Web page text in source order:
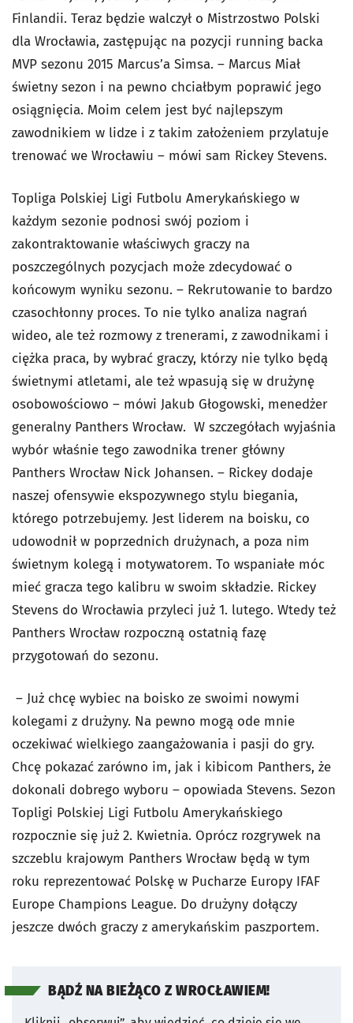
Finlandii. Teraz będzie walczył o Mistrzostwo Polski
dla Wrocławia, zastępując na pozycji running backa
MVP sezonu 2015 Marcus’a Simsa. – Marcus Miał
świetny sezon i na pewno chciałbym poprawić jego
osiągnięcia. Moim celem jest być najlepszym
zawodnikiem w lidze i z takim założeniem przylatuje
trenować we Wrocławiu – mówi sam Rickey Stevens.
Topliga Polskiej Ligi Futbolu Amerykańskiego w
każdym sezonie podnosi swój poziom i
zakontraktowanie właściwych graczy na
poszczególnych pozycjach może zdecydować o
końcowym wyniku sezonu. – Rekrutowanie to bardzo
czasochłonny proces. To nie tylko analiza nagrań
wideo, ale też rozmowy z trenerami, z zawodnikami i
ciężka praca, by wybrać graczy, którzy nie tylko będą
świetnymi atletami, ale też wpasują się w drużynę
osobowościowo – mówi Jakub Głogowski, menedżer
generalny Panthers Wrocław. W szczegółach wyjaśnia
wybór właśnie tego zawodnika trener główny
Panthers Wrocław Nick Johansen. – Rickey dodaje
naszej ofensywie ekspozywnego stylu biegania,
którego potrzebujemy. Jest liderem na boisku, co
udowodnił w poprzednich drużynach, a poza nim
świetnym kolegą i motywatorem. To wspaniałe móc
mieć gracza tego kalibru w swoim składzie. Rickey
Stevens do Wrocławia przyleci już 1. lutego. Wtedy też
Panthers Wrocław rozpoczną ostatnią fazę
przygotowań do sezonu.
– Już chcę wybiec na boisko ze swoimi nowymi
kolegami z drużyny. Na pewno mogą ode mnie
oczekiwać wielkiego zaangażowania i pasji do gry.
Chcę pokazać zarówno im, jak i kibicom Panthers, że
dokonali dobrego wyboru – opowiada Stevens. Sezon
Topligi Polskiej Ligi Futbolu Amerykańskiego
rozpocznie się już 2. Kwietnia. Oprócz rozgrywek na
szczeblu krajowym Panthers Wrocław będą w tym
roku reprezentować Polskę w Pucharze Europy IFAF
Europe Champions League. Do drużyny dołączy
jeszcze dwóch graczy z amerykańskim paszportem.
BĄDŹ NA BIEŻĄCO Z WROCŁAWIEM!